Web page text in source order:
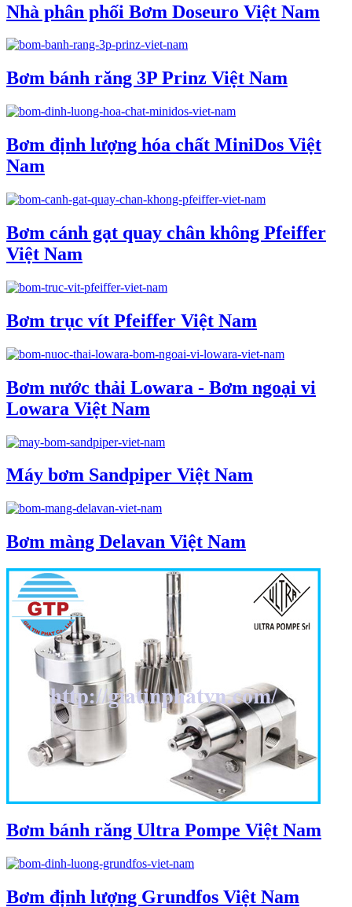
Nhà phân phối Bơm Doseuro Việt Nam
Bơm bánh răng 3P Prinz Việt Nam
Bơm định lượng hóa chất MiniDos Việt
Nam
Bơm cánh gạt quay chân không Pfeiffer
Việt Nam
Bơm trục vít Pfeiffer Việt Nam
Bơm nước thải Lowara - Bơm ngoại vi
Lowara Việt Nam
Máy bơm Sandpiper Việt Nam
Bơm màng Delavan Việt Nam
Bơm bánh răng Ultra Pompe Việt Nam
Bơm định lượng Grundfos Việt Nam